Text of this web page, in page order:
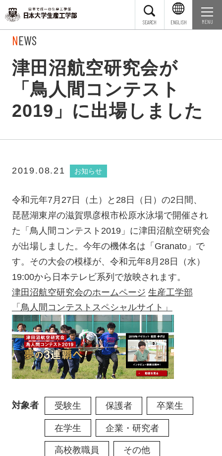
SEARCH ENGLISH
NEWS
津田沼航空研究会が
「鳥人間コンテスト
2019」に出場しました
2019.08.21 お知らせ
令和元年7月27日（土）と28日（日）の2日間、
琵琶湖東岸の滋賀県彦根市松原水泳場で開催され
た「鳥人間コンテスト2019」に津田沼航空研究会
が出場しました。今年の機体名は「Granato」で
す。その大会の模様が、令和元年8月28日（水）
19:00から日本テレビ系列で放映されます。
津田沼航空研究会のホームページ 生産工学部
「鳥人間コンテストスペシャルサイト」
対象者 受験生 保護者 卒業生
在学生 企業・研究者
高校教職員 その他